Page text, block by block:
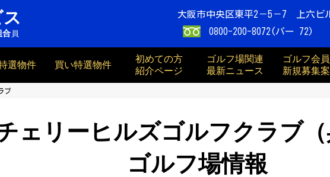
大阪市中央区東平2－5－7 上六ビ
0800-200-8072(パー 72)
選物件 買い特選物件
初めての方
紹介ページ
ゴルフ場関連
最新ニュース
ゴルフ会
新規募集
ブ
ェリーヒルズゴルフクラブ
ゴルフ場情報